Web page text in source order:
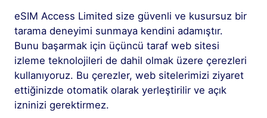
Desteklenen Kart Türleri:
eSIM Access Limited size güvenli ve kusursuz bir
tarama deneyimi sunmaya kendini adamıştır.
Bunu başarmak için üçüncü taraf web sitesi
izleme teknolojileri de dahil olmak üzere çerezleri
kullanıyoruz. Bu çerezler, web sitelerimizi ziyaret
ettiğinizde otomatik olarak yerleştirilir ve açık
izninizi gerektirmez.